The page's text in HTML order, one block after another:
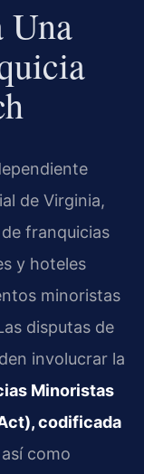
Una
de Virginia,
franquicias
y hoteles
minoristas
disputas de
involucrar la
Minoristas
codificada
así como